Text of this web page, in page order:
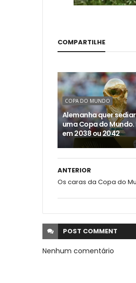
COMPARTILHE
COPA DO MUNDO
Alemanha quer
uma Copa do Mundo.
em 2038 ou 2042
ANTERIOR
Os caras da Copa do
POST COMMENT
Nenhum comentário